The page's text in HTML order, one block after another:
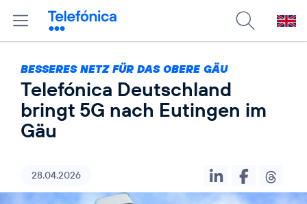
BESSERES NETZ FÜR DAS OBERE GÄU
Telefónica Deutschland
bringt 5G nach Eutingen im
Gäu
28.04.2026